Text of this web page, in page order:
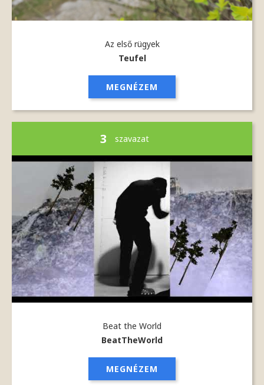
Az első rügyek
Teufel
MEGNÉZEM
3 szavazat
Beat the World
BeatTheWorld
MEGNÉZEM